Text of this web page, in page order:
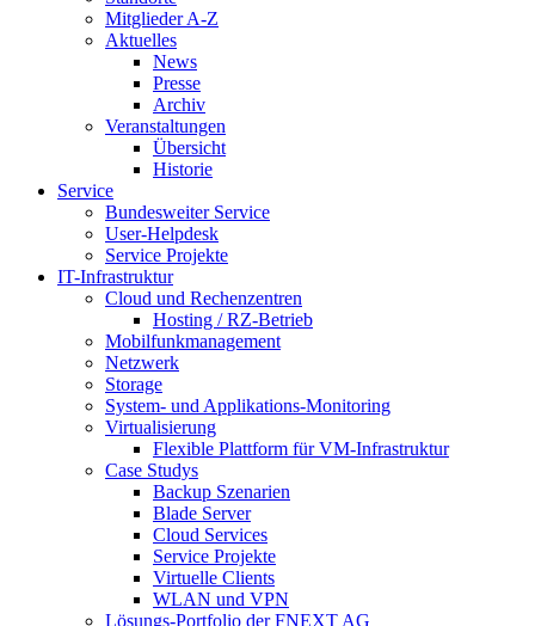
Mitglieder A-Z
Aktuelles
News
Presse
Archiv
Veranstaltungen
Übersicht
Historie
Service
Bundesweiter Service
User-Helpdesk
Service Projekte
IT-Infrastruktur
Cloud und Rechenzentren
Hosting / RZ-Betrieb
Mobilfunkmanagement
Netzwerk
Storage
System- und Applikations-Monitoring
Virtualisierung
Flexible Plattform für VM-Infrastruktur
Case Studys
Backup Szenarien
Blade Server
Cloud Services
Service Projekte
Virtuelle Clients
WLAN und VPN
Lösungs-Portfolio der FNEXT AG